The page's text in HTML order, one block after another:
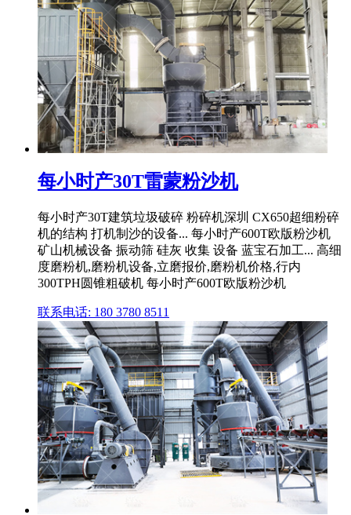
每小时产30T雷蒙粉沙机
每小时产30T建筑垃圾破碎 粉碎机深圳 CX650超细粉碎
机的结构 打机制沙的设备... 每小时产600T欧版粉沙机
矿山机械设备 振动筛 硅灰 收集 设备 蓝宝石加工... 高细
度磨粉机,磨粉机设备,立磨报价,磨粉机价格,行内
300TPH圆锥粗破机 每小时产600T欧版粉沙机
联系电话: 180 3780 8511